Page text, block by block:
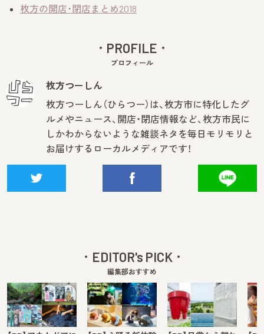
枚方の開店・閉店まとめ2018
PROFILE
プロフィール
枚方つーしん
枚方つーしん（ひらつー）は、枚方市に特化したグ
ルメやニュース、開店・閉店情報など、枚方市民に
しかわからないような雑談ネタを毎日モリモリと
お届けするローカルメディアです！
EDITOR's PICK
編集部おすすめ